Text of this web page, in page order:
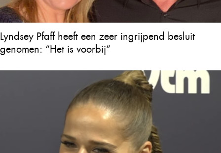
Lyndsey Pfaff heeft een zeer ingrijpend besluit
genomen: “Het is voorbij”